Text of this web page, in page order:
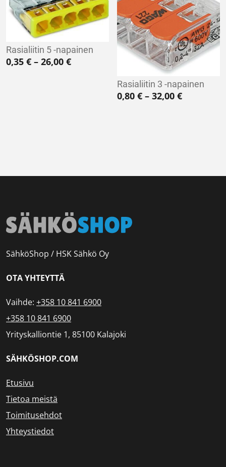
Rasialiitin 5 -napainen
0,35 € – 26,00 €Hintaluokka: 0,35 € - 26,00 €
Rasialiitin 3 -napainen
0,80€ – 32,00€
SähköShop / HSK Sähkö Oy
OTA YHTEYTTÄ
Vaihde: +358 10 841 6900
+358 10 841 6900
Yrityskalliontie 1, 85100 Kalajoki
SÄHKÖSHOP.COM
Etusivu
Tietoa meistä
Toimitusehdot
Yhteystiedot